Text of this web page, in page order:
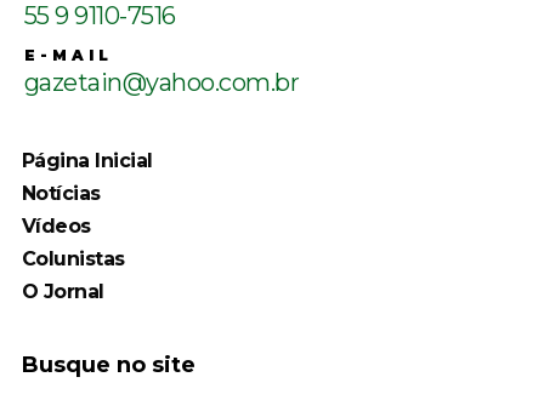
55 9 9110-7516
E-MAIL
gazetain@yahoo.com.br
Página Inicial
Notícias
Vídeos
Colunistas
O Jornal
Busque no site